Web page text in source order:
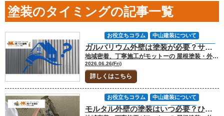
塗装のタイミングの記事一覧
ガルバリウム外壁は塗装が必要？サビ・色あせ・雨漏りを防ぐメンテナンス方法
地域密着、丁寧施工がモットーの 屋根塗装・外壁塗装専門店の中山建装です！ 代表取締役の中山です！ ガルバリウム外壁は、耐久性や耐食性に優れた外壁材として多くの住宅で採用されています。「サビに強い」「長持ちする」といった特徴から、メンテナンス不要の外壁材と思われることもありますが、実際には定期的な点検やメンテナンスが必要です。 どれだけ耐久性が高い外壁材でも、紫外線や雨風の影響を受け続ければ少しずつ劣化は進行します。症状によっては塗装だけで対応できる場合もあれば、板金補修や部分交換が必要になる場合もあるため注意が必要です。 大和市・厚木市・座間市・海老名市周辺でも、金属外壁を採用した住宅で色あせ、もらいサビ、ビスまわりの劣化、シーリングの傷みが見られることがあります。神奈川県央エリアは、夏場の日差しや台風・強風雨の影響を受けることもあるため、外壁本体だけでなく、サッシまわりや取り合い部分まで確認しておくことが大切です。 今回のお役立ちコラムでは、ガルバリウム外壁に塗装が必要になる理由や代表的な劣化症状、補修が必要になるケースについてくわしくお話していきます。 [myphp file="comContactL"] ガルバリウム外壁は本当にメンテナンス不要？ ガルバリウム外壁は金属外壁の中でも耐久性が高く、サビに強い特徴があります。ですが、「メンテナンス不要」というわけではありません。表面には塗膜が施されているため、長年紫外線や雨風にさらされることで、徐々に色あせや塗膜劣化が進行します。 外壁本体だけでなく、シーリングやビスまわりなどの付帯部分も経年劣化します。劣化を放置すると、サビや雨水の侵入につながる可能性もあるため、定期的な点検と適切なメンテナンスが大切です。 ガルバリウム外壁は、軽量で建物への負担が少ないことも特徴です。窯業系サイディングと比べて軽量なため、建物への負担を抑えやすい外壁材として知られています。また、シャープでスタイリッシュなデザインが多く、近年の住宅でも人気があります。 ただし、耐久性が高い外壁材であっても、外壁の継ぎ目、サッシまわり、雨樋まわり、換気フードまわりなどは劣化しやすい部分です。ガルバリウム鋼板そのものが丈夫でも、防水処理が弱くなると雨水が入り込むリスクがあります。 長く美観や性能を維持するためには、「外壁材が丈夫だから大丈夫」と考えるのではなく、劣化症状を早めに発見し、適切な対応をおこなうことが大切です。 ガルバリウム外壁で見られるおもな劣化症状 メリットが多いガルバリウム外壁ですが、劣化症状が発生することもあります。おもな劣化症状を把握しておきましょう。 症状 状態の目安 確認したいポイント 色あせ 塗膜劣化のサイン 日当たりの強い面で進行していないか サビ・もらいサビ 要確認 傷や金属部からサビが付着していないか 傷やへこみ 状況確認 鋼板まで傷んでいないか ビスまわりの劣化 要診断 防水処理が切れていないか シーリング劣化 補修検討 ひび割れ、硬化、剥離がないか 雨漏り 早期確認推奨 サッシまわりや取り合い部からの浸水がないか ガルバリウム外壁はサビに強い外壁材ですが、傷や取り合い部分から劣化が進むことがあります。症状が軽いうちに確認することで、塗装や部分補修で済む可能性が高くなります。 色あせ ガルバリウム外壁で比較的よく見られるのが色あせです。紫外線や風雨の影響によって塗膜が劣化すると、新築時よりも色が薄く見えるようになります。色あせ自体がすぐに雨漏りへつながるわけではありませんが、塗膜劣化のサインとして覚えておきましょう。 とくに南面や西面など日当たりの強い外壁では、色あせが早く進むことがあります。大和市・厚木市周辺でも、道路に面した外壁や日差しを受けやすい面だけ色の変化が目立つケースがあります。 色あせの段階であれば、外壁本体に大きな損傷がない限り、塗装によって美観と保護性能を回復できる場合があります。ただし、塗膜が劣化している状態を放置すると、傷やサビが発生しやすくなるため、点検のタイミングとして考えることが大切です。 サビ・もらいサビ ガルバリウム鋼板はサビに強い外壁材ですが、絶対にサビないわけではありません。傷が付いた部分からサビが発生することもありますし、「もらいサビ」が発生することもあります。 もらいサビは、近くにある金属製の手すりやフェンス、工具、雨樋の金具、外壁付近に置いた金属製品などからサビ成分が付着することで発生します。外壁材そのものがすぐに劣化しているとは限りませんが、放置すると外観を損ねたり、サビが広がったりする可能性があります。 軽度のサビであれば、清掃や下地処理、塗装で対応できる場合もあります。ただし、サビが深く進行している場合や、傷から鋼板自体に影響が出ている場合は、板金補修や部分交換が必要になることがあります。 ガルバリウム鋼板そのものが劣化していなくてもサビが発生する場合があるため、定期的な清掃によって予防することも大切です。外壁の近くにサビやすい金属製品を長期間置かないことも、もらいサビ対策になります。 ▼ガルバリウム鋼板の特徴はこちら▼屋根カバー材｜ガルバリウム鋼板『エイトワン』とは？特徴・耐久性・価格を徹底比較 傷やへこみ 飛来物や物の接触によって、外壁表面に傷やへこみが発生することがあります。塗膜だけの軽微な傷であれば補修塗装で対応できるケースもありますが、鋼板自体が変形している場合は板金補修を検討する必要があります。 台風や強風のあとに、外壁へ小石や枝、物置まわりの部材が当たって傷が付くこともあります。傷が浅ければ大きな問題にならない場合もありますが、塗膜が破れて金属部分が露出していると、そこからサビが発生する可能性があります。 へこみについても、見た目だけの問題とは限りません。外壁材の重なり部分や固定部に影響が出ている場合、防水性に関わることがあります。外壁を強く押したり、自分で無理に戻したりせず、状態を確認してから補修方法を判断しましょう。 ビスまわりや取り合い部分の劣化 ガルバリウム外壁では、ビスまわりや外壁同士の取り合い部分から劣化が進行することがあります。防水処理が劣化すると雨水が侵入しやすくなるため、定期的な点検が大切です。 特に確認したいのは、サッシまわり、換気フードまわり、ベランダまわり、外壁と屋根の取り合い、下屋との接合部です。ガルバリウム外壁本体が健全でも、こうした取り合い部分にすき間やシーリング劣化があると、雨水が入り込む原因になります。 また、ビスまわりの防水処理が弱くなると、小さなすき間から雨水が入り込むことがあります。最初は目立たなくても、長期間放置すると内部の下地に影響することがあるため注意が必要です。 中山建装へ相談する際も、外壁表面だけでなく、ビスまわりや取り合い部分、サッシまわりの防水状態まで確認してもらうと、雨漏りリスクを判断しやすくなります。 シーリングの劣化 ガルバリウム外壁では、シーリングの劣化にも注意が必要です。ひび割れや硬化、剥離が発生すると防水性能が低下し、雨水侵入の原因になることがあります。 シーリングは建物の動きに追従しながら、すき間を防ぐ役割を持っています。しかし、紫外線や雨風の影響を受け続けることで、硬くなったり、割れたり、外壁材との間にすき間ができたりします。 シーリングの補修範囲によって、見積もり金額も変わります。部分的な補修で済む場合もあれば、外壁全体の目地やサッシまわりを打ち替える必要がある場合もあります。見積書では、シーリングの施工範囲、打ち替えか増し打ちか、使用材料、保証内容まで確認しておくと安心です。 ▼シーリングの役割はこちら▼シーリング材とは？コーキングとの違いと雨漏りを防ぐ役割をわかりやすく解説 雨漏りを防ぐためには定期点検も重要 ガルバリウム外壁は耐久性の高い外壁材ですが、雨漏りリスクがまったくないわけではありません。とくに注意したいのが、外壁本体ではなくシーリングや取り合い部分の劣化です。 ガルバリウム鋼板自体は雨水に強い一方で、サッシまわりや外壁の継ぎ目部分の防水性能が低下すると、そこから雨水が侵入する可能性があります。また、ビスまわりの防水処理が劣化した場合も注意が必要です。 長年の温度変化や風雨の影響によってわずかな隙間が生じることがあり、そこから雨水が浸入しやすくなる可能性があります。雨漏りは発生してから対処するよりも、劣化の初期段階で発見するほうが補修費用を抑えやすい傾向があります。 大和市・厚木市周辺のように、台風や強風雨の影響を受ける地域では、雨のあとにサッシまわりや室内の壁際にシミが出ていないか確認しておくと安心です。色あせやシーリングのひび割れ、小さなサビなどが見られた場合は、早めに点検を受けることをおすすめします。 ▼診断で確認できる範囲はこちら▼ドローン診断でわかること/わからないこと｜無料劣化診断の撮影範囲 塗装で対応できるケース 次のような症状であれば、塗装によるメンテナンスが有効な場合があります。 ・色あせが見られる・塗膜の劣化が見られる・軽度のサビが発生している・外壁本体に大きな損傷がない・シーリングや取り合い部に大きな不具合がない ガルバリウム外壁自体に大きな損傷がなければ、塗装によって美観や保護性能の回復が期待できます。 ただし、金属外壁の塗装では下地処理が重要です。サビがある場合はケレン作業を行い、必要に応じてサビ止めを使用したうえで塗装する必要があります。下地処理が不十分だと、塗装後にサビが再発したり、塗膜が剥がれたりすることがあります。 見積書では、塗料名、下地処理、サビ止めの有無、塗装回数、施工範囲が明記されているか確認しましょう。「外壁塗装一式」だけでは、どのような工程で施工されるのか分かりにくいため注意が必要です。 板金補修や交換が必要になるケース 一方で、次のような症状は塗装だけでは対応が難しい場合があります。 ・鋼板に穴あきがある・サビが深く進行している・外壁が変形している・へこみが大きい・雨漏りが発生している・ビスまわりや取り合い部から浸水している このような状態では、板金補修や部分交換が必要になることもあります。無理に塗装だけで済ませようとすると、後から補修範囲が広がる可能性もあるため注意が必要です。 費用差が出やすいのは、塗装のみで済むのか、サビ補修が必要なのか、板金の部分交換が必要なのか、シーリング工事を伴うのかという点です。特に雨漏りが発生している場合は、外壁材だけでなく下地や周辺部の確認も必要になります。 「サビに強い外壁だから塗装しなくても大丈夫」と判断するのも、「少し色あせたからすぐ交換が必要」と考えるのも早計です。症状の程度と原因を見極めたうえで、必要な工事を選ぶことが大切です。 ▼外壁補修方法の違いはこちら▼外壁張替えvs重ね張りvs塗装｜費用・耐用年数・工期の三面比較 窯業系サイディングやモルタルとの違い 外壁材ごとの特徴を簡単にまとめると次のようになります。 外壁材 特徴 注意したい劣化 ガルバリウム外壁 軽量でサビに強い 傷、もらいサビ、シーリング劣化 窯業系サイディング デザインが豊富で普及率が高い 塗膜劣化、目地コーキングの割れ モルタル デザイン性が高く継ぎ目が少ない ひび割れ、塗膜剥離、雨水浸入 それぞれ劣化症状やメンテナンス方法が異なるため、外壁材に合った対応を選ぶことが大切です。ガルバリウム外壁は耐久性に優れた外壁材ですが、メンテナンスが不要というわけではありません。 色あせや軽度のサビであれば塗装で対応できる場合がありますが、穴あきや変形、雨漏りが発生している場合は板金補修や交換が必要になることもあります。大切なのは、劣化症状に応じて適切なメンテナンス方法を選ぶことです。 中山建装では、外壁材の種類だけでなく、傷やサビの進行度、シーリングの状態、雨漏りリスク、周辺部の防水処理まで確認することで、塗装で済むのか補修が必要なのかを判断しやすくなります。 FAQ｜ガルバリウム外壁でよくある質問 Q.ガルバリウム外壁は何年くらいで塗装が必要ですか？ 一般的には10年から15年前後を目安に点検を検討するケースが多いですが、日当たり、雨風の当たり方、外壁色、シーリングの状態によって変わります。色あせ、サビ、シーリング割れが見られる場合は、年数だけで判断せず状態を確認しましょう。 Q.ガルバリウム外壁のサビは塗装で直せますか？ 軽度のサビであれば、ケレン作業やサビ止め処理を行ったうえで塗装できる場合があります。ただし、サビが深く進行している場合や鋼板に穴あきがある場合は、塗装だけでは不十分です。板金補修や部分交換が必要になることがあります。 Q.もらいサビは放置しても大丈夫ですか？ もらいサビは、外壁材自体がすぐに劣化しているとは限りませんが、放置すると外観を損ねたりサビが広がったりする可能性があります。金属製品を外壁付近に置かない、定期的に清掃する、早めに状態を確認することが予防につながります。 Q.ガルバリウム外壁の雨漏りはどこから起きやすいですか？ 外壁本体よりも、サッシまわり、外壁の取り合い部分、ビスまわり、シーリングの劣化部分から雨水が入り込むことがあります。室内のシミや壁際の湿気がある場合は、塗装だけで判断せず、雨漏り原因の確認が必要です。 ガルバリウム外壁の塗装判断に迷ったら中山建装へご相談ください ガルバリウム外壁は耐久性に優れていますが、色あせ、サビ、シーリング劣化、取り合い部分の傷みを放置すると雨漏りにつながることがあります。 中山建装では、大和市・厚木市周辺の住宅事情を踏まえ、塗装で対応できるのか補修が必要なのかを確認します。問い合わせフォームからのお問い合わせ、メール、電話でのご相談、ショールームへの来店にて、ガルバリウム外壁の劣化症状や見積もり前の不安をご相談ください。 [myphp file="comContactL"] ▼合わせてチェック▼ 中山建装塗装専門ショールーム 厚木店 中山建装塗装専門ショールーム 大和店
2026.06.26(Fri)
詳しくはこちら
お役立ちコラム
中山建装について
劣化・補修・小工事
劣化症状について
厚木市
地域情報
塗装のタイミング
塗装工事について
外壁塗装
外装劣化診断
愛川町
横浜市
神奈川県
防水 雨漏り 雨漏り診断
モルタル外壁の塗装はいつ必要？ひび割れ・雨漏りを防ぐメンテナンス判断基準
お役立ちコラム
中山建装について
保証について
厚木市
地域情報